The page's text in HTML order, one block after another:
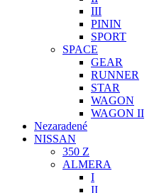
III
PININ
SPORT
SPACE
GEAR
RUNNER
STAR
WAGON
WAGON II
Nezaradené
NISSAN
350 Z
ALMERA
I
II